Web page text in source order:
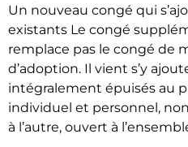
Un nouveau congé qui
existants Le congé
remplace pas le congé de
d’adoption. Il vient s’y
intégralement épuisés au
individuel et personnel,
à l’autre, ouvert à